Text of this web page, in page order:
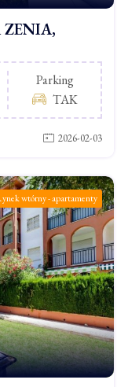
ZENIA,
Parking
TAK
2026-02-03
wtórny - apartamenty